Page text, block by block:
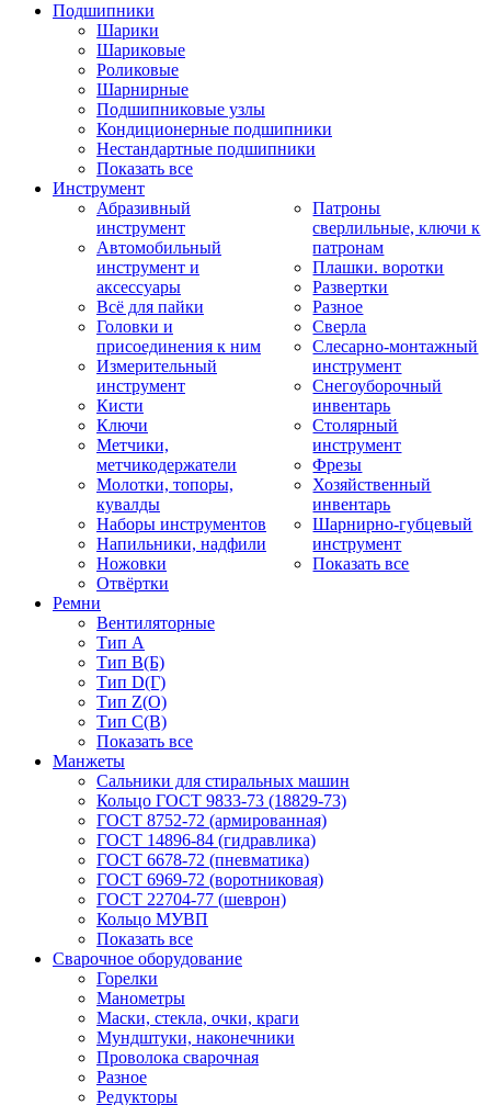
Подшипники
Шарики
Шариковые
Роликовые
Шарнирные
Подшипниковые узлы
Кондиционерные подшипники
Нестандартные подшипники
Показать все
Инструмент
Абразивный
инструмент
Автомобильный
инструмент и
аксессуары
Всё для пайки
Головки и
присоединения к ним
Измерительный
инструмент
Кисти
Ключи
Метчики,
метчикодержатели
Молотки, топоры,
кувалды
Наборы инструментов
Напильники, надфили
Ножовки
Отвёртки
Патроны
сверлильные, ключи к
патронам
Плашки. воротки
Развертки
Разное
Сверла
Слесарно-монтажный
инструмент
Снегоуборочный
инвентарь
Столярный
инструмент
Фрезы
Хозяйственный
инвентарь
Шарнирно-губцевый
инструмент
Показать все
Ремни
Вентиляторные
Тип A
Тип B(Б)
Тип D(Г)
Тип Z(O)
Тип С(В)
Показать все
Манжеты
Сальники для стиральных машин
Кольцо ГОСТ 9833-73 (18829-73)
ГОСТ 8752-72 (армированная)
ГОСТ 14896-84 (гидравлика)
ГОСТ 6678-72 (пневматика)
ГОСТ 6969-72 (воротниковая)
ГОСТ 22704-77 (шеврон)
Кольцо МУВП
Показать все
Сварочное оборудование
Горелки
Манометры
Маски, стекла, очки, краги
Мундштуки, наконечники
Проволока сварочная
Разное
Редукторы